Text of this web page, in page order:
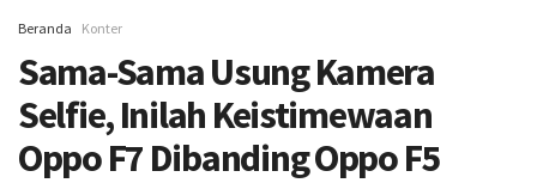
Beranda Konter
Sama-Sama Usung Kamera
Selfie, Inilah Keistimewaan
Oppo F7 Dibanding Oppo F5